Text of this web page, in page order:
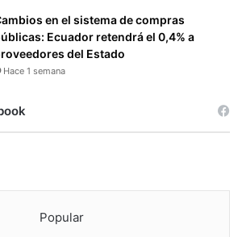
en el sistema de compras
Ecuador retendrá el 0,4% a
del Estado
Hace 1 semana
Popular